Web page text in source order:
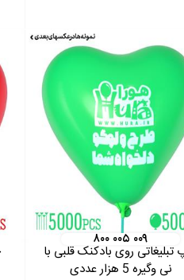
۸۰۰ ۰۰۵ ۰۰۹
تبلیغاتی روی بادکنک قلبی با
نی وگیره 5 هزار عددی